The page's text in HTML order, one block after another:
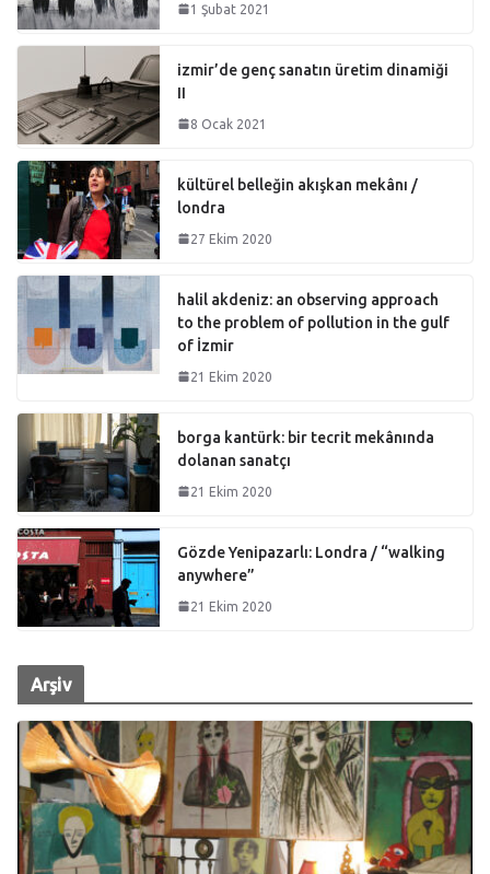
1 Şubat 2021
izmir’de genç sanatın üretim dinamiği
II
8 Ocak 2021
kültürel belleğin akışkan mekânı /
londra
27 Ekim 2020
halil akdeniz: an observing approach
to the problem of pollution in the gulf
of İzmir
21 Ekim 2020
borga kantürk: bir tecrit mekânında
dolanan sanatçı
21 Ekim 2020
Gözde Yenipazarlı: Londra / “walking
anywhere”
21 Ekim 2020
Arşiv